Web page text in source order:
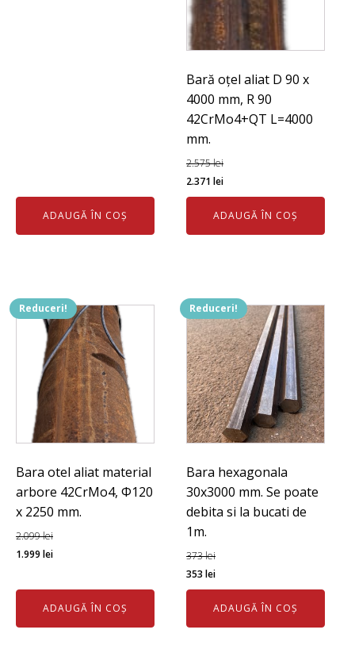
ADAUGĂ ÎN COȘ
Bară oțel aliat D 90 x
4000 mm, R 90
42CrMo4+QT L=4000
mm.
2.575lei
Prețul
inițial
fost:
2.371leiPrețul
curent
este:
2.371 lei.
ADAUGĂ ÎN COȘ
Reduceri!
Bara otel aliat material
arbore 42CrMo4, Φ120
x 2250 mm.
2.099lei
Prețul
a
fost:
2.099 lei.
1.999 leiPrețul
este:
1.999 lei.
ADAUGĂ ÎN COȘ
Reduceri!
Bara hexagonala
30x3000 mm. Se poate
debita si la bucati de
1m.
373lei
Prețul
inițial
fost:
353leiPrețul
curent
este:
353 lei.
ADAUGĂ ÎN COȘ